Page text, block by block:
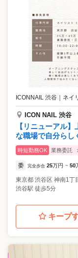
ICONNAIL 渋谷 ネイ
ICON NAIL 渋谷
【リニューアル
な職場で自分らし
時短勤務OK 業務委託
委 完全歩合 25万円 ~ 50
東京都 渋谷区 神南1丁
渋谷駅 徒歩5分
キープ